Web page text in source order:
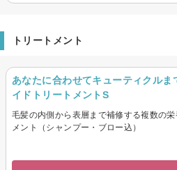
トリートメント
あなたに合わせてキューティクルま
イドトリートメントS
毛髪の内側から表層まで補修する複数の
メント（シャンプー・ブロー込）